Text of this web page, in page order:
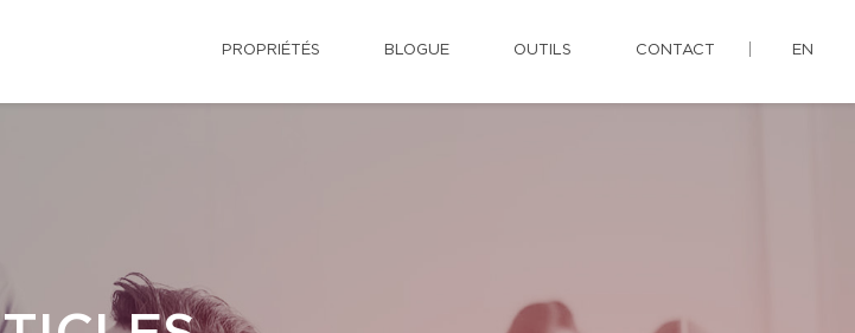
PROPRIÉTÉS BLOGUE OUTILS CONTACT EN